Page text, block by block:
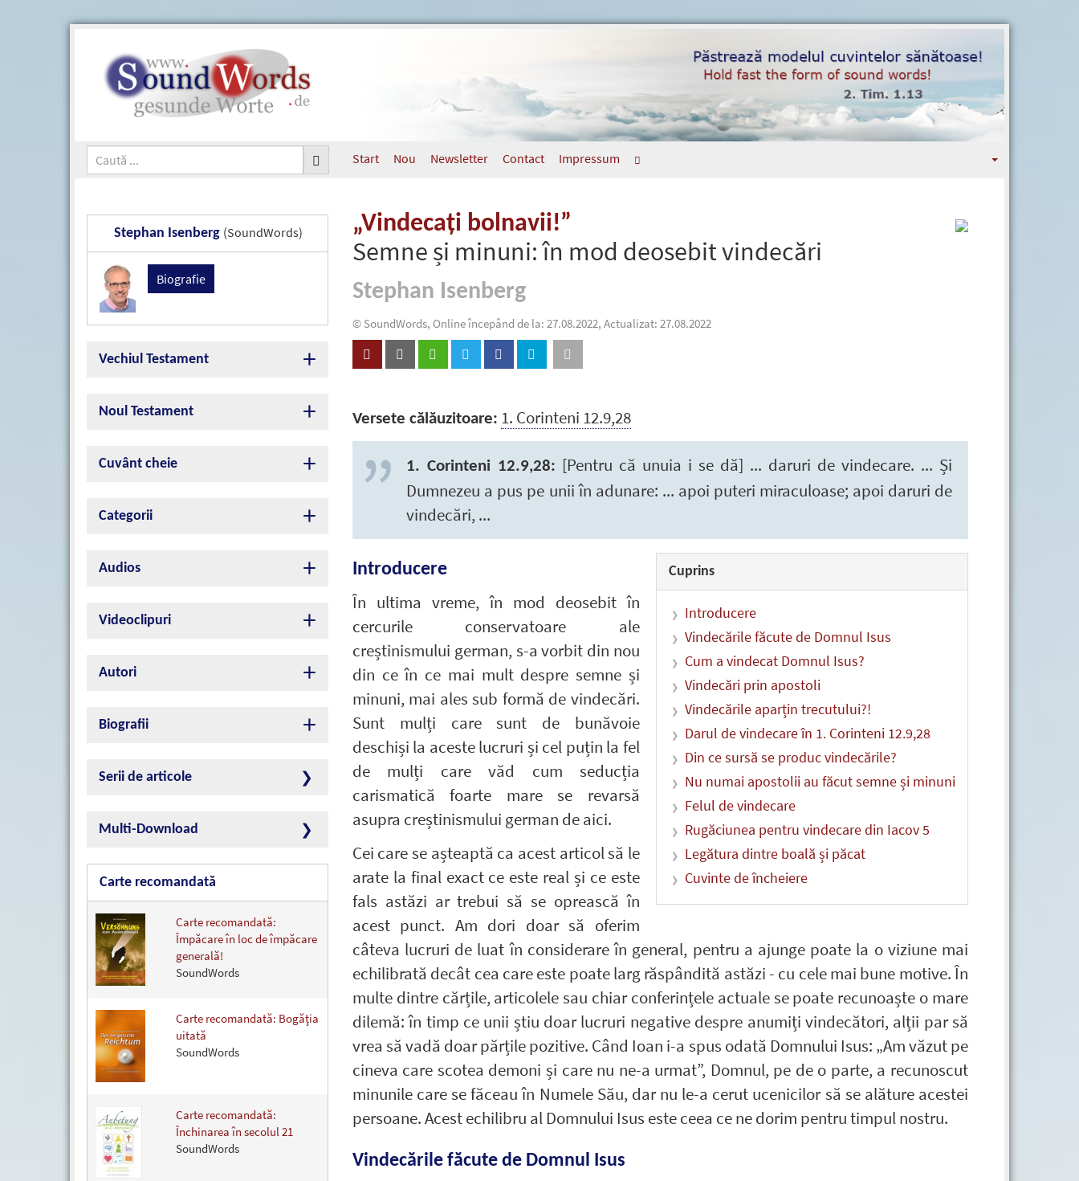
Start Nou Newsletter Contact Impressum
Stephan Isenberg (SoundWords)
Biografie
Vechiul Testament
Noul Testament
Cuvânt cheie
Categorii
Audios
Videoclipuri
Autori
Biografii
Serii de articole
Multi-Download
Carte recomandată
Carte recomandată:
Împăcare în loc de împăcare
generală!
SoundWords
Carte recomandată: Bogăţia
uitată
SoundWords
Carte recomandată:
Închinarea în secolul 21
SoundWords
„Vindecați bolnavii!”
Semne și minuni: în mod deosebit vindecări
Stephan Isenberg
© SoundWords, Online începând de la: 27.08.2022, Actualizat: 27.08.2022
Versete călăuzitoare: 1. Corinteni 12.9,28
1. Corinteni 12.9,28: [Pentru că unuia i se dă] ... daruri de vindecare. ... Și
Dumnezeu a pus pe unii în adunare: ... apoi puteri miraculoase; apoi daruri de
vindecări, ...
Cuprins
Introducere
Vindecările făcute de Domnul Isus
Cum a vindecat Domnul Isus?
Vindecări prin apostoli
Vindecările aparțin trecutului?!
Darul de vindecare în 1. Corinteni 12.9,28
Din ce sursă se produc vindecările?
Nu numai apostolii au făcut semne și minuni
Felul de vindecare
Rugăciunea pentru vindecare din Iacov 5
Legătura dintre boală și păcat
Cuvinte de încheiere
Introducere
În ultima vreme, în mod deosebit în
cercurile conservatoare ale
creștinismului german, s-a vorbit din nou
din ce în ce mai mult despre semne și
minuni, mai ales sub formă de vindecări.
Sunt mulți care sunt de bunăvoie
deschiși la aceste lucruri și cel puțin la fel
de mulți care văd cum seducția
carismatică foarte mare se revarsă
asupra creștinismului german de aici.
Cei care se așteaptă ca acest articol să le
arate la final exact ce este real și ce este
fals astăzi ar trebui să se oprească în
acest punct. Am dori doar să oferim
câteva lucruri de luat în considerare în general, pentru a ajunge poate la o viziune mai
echilibrată decât cea care este poate larg răspândită astăzi - cu cele mai bune motive. În
multe dintre cărțile, articolele sau chiar conferințele actuale se poate recunoaște o mare
dilemă: în timp ce unii știu doar lucruri negative despre anumiți vindecători, alții par să
vrea să vadă doar părțile pozitive. Când Ioan i-a spus odată Domnului Isus: „Am văzut pe
cineva care scotea demoni și care nu ne-a urmat”, Domnul, pe de o parte, a recunoscut
minunile care se făceau în Numele Său, dar nu le-a cerut ucenicilor să se alăture acestei
persoane. Acest echilibru al Domnului Isus este ceea ce ne dorim pentru timpul nostru.
Vindecările făcute de Domnul Isus